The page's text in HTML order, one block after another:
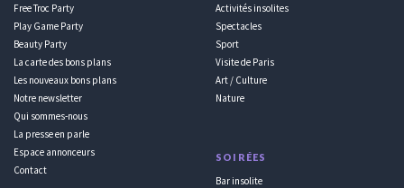
Free Troc Party
Play Game Party
Beauty Party
La carte des bons plans
Les nouveaux bons plans
Notre newsletter
Qui sommes-nous
La presse en parle
Espace annonceurs
Contact
Activités insolites
Spectacles
Sport
Visite de Paris
Art / Culture
Nature
SOIRÉES
Bar insolite